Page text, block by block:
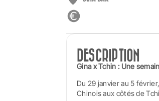
DESCRIPTION
Gina x Tchin : Une
Du 29 janvier au 5
Chinois aux côtés de